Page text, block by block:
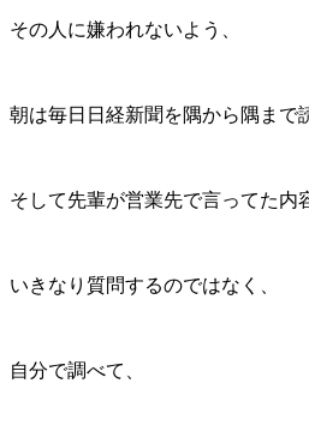
その人に嫌われないよう、
朝は毎日日経新聞を隅から隅まで
そして先輩が営業先で言ってた内
いきなり質問するのではなく、
自分で調べて、